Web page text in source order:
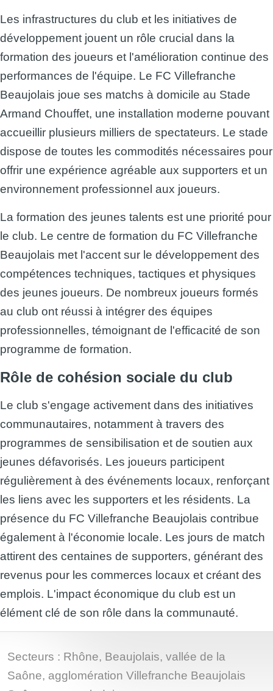
Les infrastructures du club et les initiatives de
développement jouent un rôle crucial dans la
formation des joueurs et l'amélioration continue des
performances de l'équipe. Le FC Villefranche
Beaujolais joue ses matchs à domicile au Stade
Armand Chouffet, une installation moderne pouvant
accueillir plusieurs milliers de spectateurs. Le stade
dispose de toutes les commodités nécessaires pour
offrir une expérience agréable aux supporters et un
environnement professionnel aux joueurs.
La formation des jeunes talents est une priorité pour
le club. Le centre de formation du FC Villefranche
Beaujolais met l'accent sur le développement des
compétences techniques, tactiques et physiques
des jeunes joueurs. De nombreux joueurs formés
au club ont réussi à intégrer des équipes
professionnelles, témoignant de l'efficacité de son
programme de formation.
Rôle de cohésion sociale du club
Le club s'engage activement dans des initiatives
communautaires, notamment à travers des
programmes de sensibilisation et de soutien aux
jeunes défavorisés. Les joueurs participent
régulièrement à des événements locaux, renforçant
les liens avec les supporters et les résidents. La
présence du FC Villefranche Beaujolais contribue
également à l'économie locale. Les jours de match
attirent des centaines de supporters, générant des
revenus pour les commerces locaux et créant des
emplois. L'impact économique du club est un
élément clé de son rôle dans la communauté.
Secteurs : Rhône, Beaujolais, vallée de la
Saône, agglomération Villefranche Beaujolais